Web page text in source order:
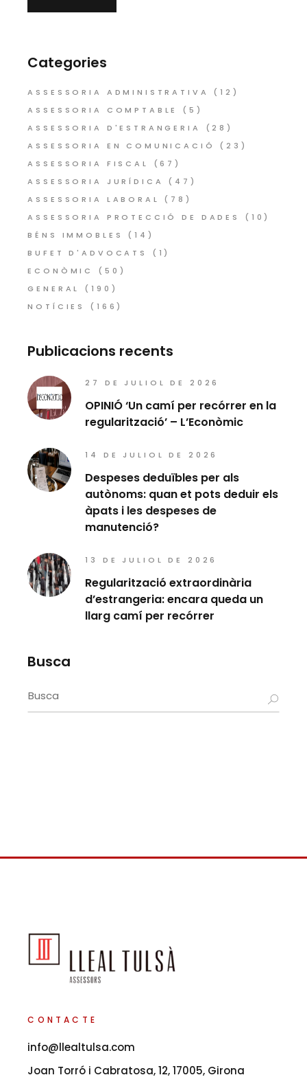
Categories
ASSESSORIA ADMINISTRATIVA
(12)
ASSESSORIA COMPTABLE
(5)
ASSESSORIA D'ESTRANGERIA
(28)
ASSESSORIA EN COMUNICACIÓ
(23)
ASSESSORIA FISCAL
(67)
ASSESSORIA JURÍDICA
(47)
ASSESSORIA LABORAL
(78)
ASSESSORIA PROTECCIÓ DE DADES
(10)
BÉNS IMMOBLES
(14)
BUFET D'ADVOCATS
(1)
ECONÒMIC
(50)
GENERAL
(190)
NOTÍCIES
(166)
Publicacions recents
27 DE JULIOL DE 2026
OPINIÓ ‘Un camí per recórrer en la
regularització’ – L’Econòmic
14 DE JULIOL DE 2026
Despeses deduïbles per als
autònoms: quan et pots deduir els
àpats i les despeses de
manutenció?
13 DE JULIOL DE 2026
Regularització extraordinària
d’estrangeria: encara queda un
llarg camí per recórrer
Busca
Search
for:
CONTACTE
info@llealtulsa.com
Joan Torró i Cabratosa, 12, 17005, Girona